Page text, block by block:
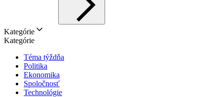
Kategórie
Kategórie
Téma týždňa
Politika
Ekonomika
Spoločnosť
Technológie